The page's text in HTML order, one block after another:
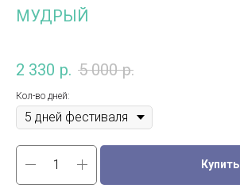
МУДРЫЙ
2 330 р. 5 000 р.
Кол-во дней:
Купить